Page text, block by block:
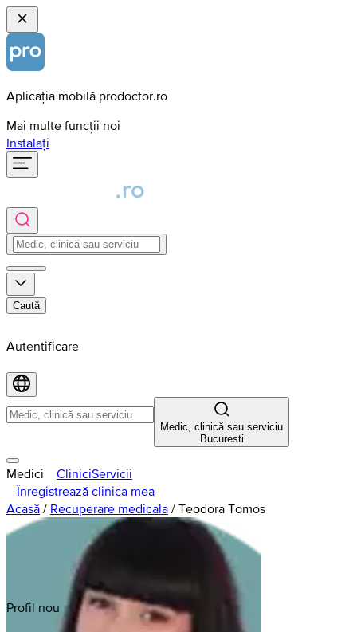
Aplicația mobilă prodoctor.ro
Mai multe funcții noi
Instalați
Caută
Autentificare
Medic, clinică sau serviciu
Bucuresti
Medici CliniciServicii
Înregistrează clinica mea
Acasă / Recuperare medicala / Teodora Tomos
Profil nou